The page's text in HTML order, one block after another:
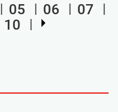
05 06
07
10